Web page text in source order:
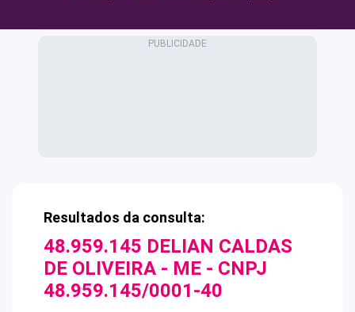
Resultados da consulta:
48.959.145 DELIAN CALDAS
DE OLIVEIRA - ME - CNPJ
48.959.145/0001-40